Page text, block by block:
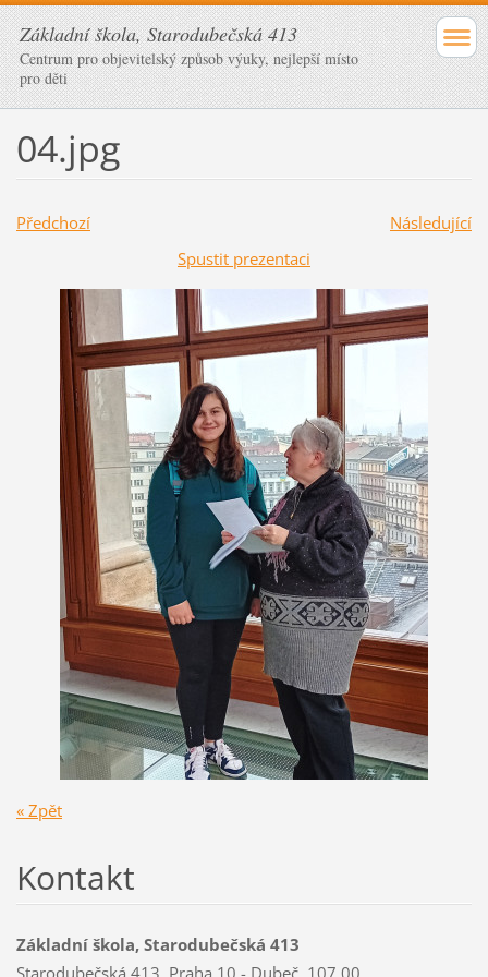
Základní škola, Starodubečská 413
Centrum pro objevitelský způsob výuky, nejlepší místo
pro děti
04.jpg
Předchozí
Následující
Spustit prezentaci
« Zpět
Kontakt
Základní škola, Starodubečská 413
Starodubečská 413, Praha 10 - Dubeč, 107 00